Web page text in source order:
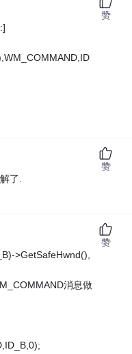
赞
了.
赞
>GetSafeHwnd(),
消息做
赞